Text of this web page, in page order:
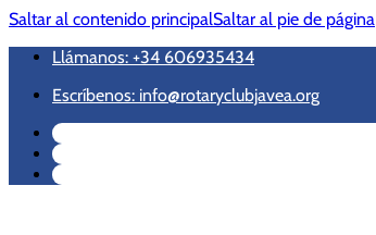
Saltar al contenido principalSaltar al pie de página
Llámanos: +34 606935434
Escríbenos: info@rotaryclubjavea.org